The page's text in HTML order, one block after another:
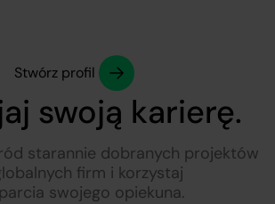
Stwórz profil
swoją karierę.
starannie dobranych projektów
firm i korzystaj
swojego opiekuna.